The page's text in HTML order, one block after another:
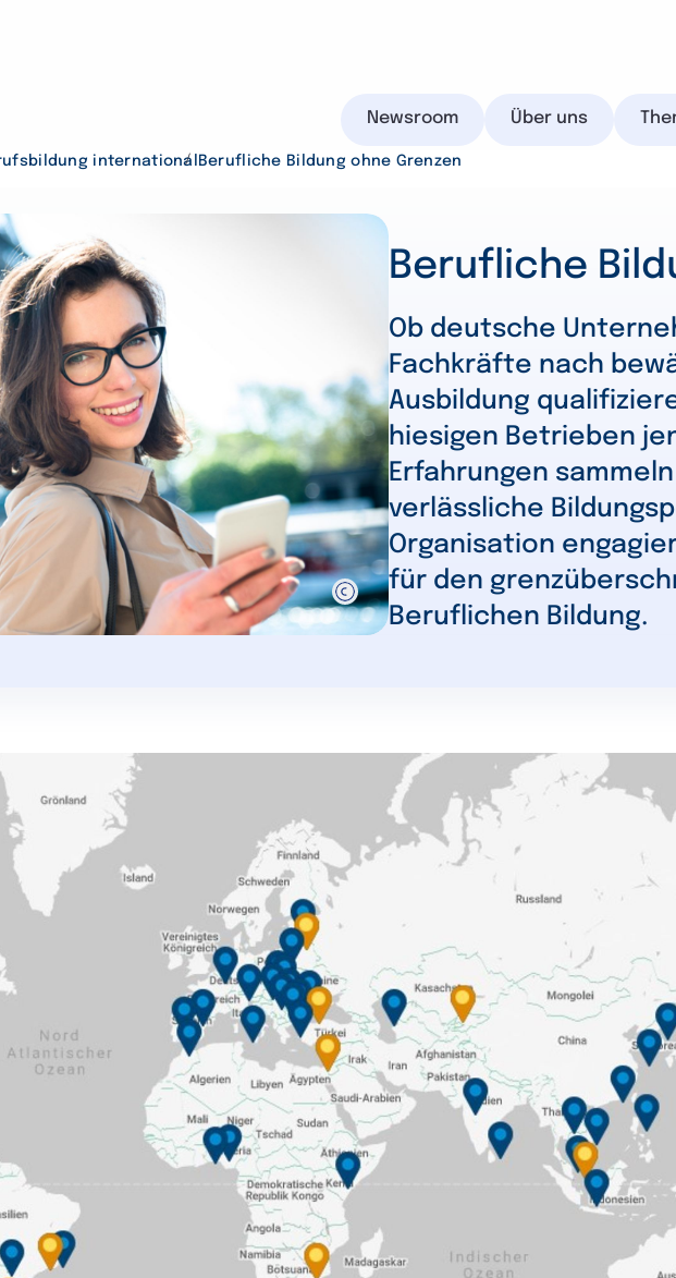
Newsroom Über uns
DIHK.de
Suchen
international Berufliche Bildung ohne Grenzen
Berufliche
Ob deutsche
Fachkräfte nach
Ausbildung
hiesigen Betrieben
Erfahrungen
verlässliche
Organisation
für den
Beruflichen Bildung.